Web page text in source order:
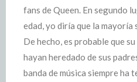
fans de Queen. En segundo
edad, yo diría que la mayoría
De hecho, es probable que
hayan heredado de sus
banda de música siempre ha